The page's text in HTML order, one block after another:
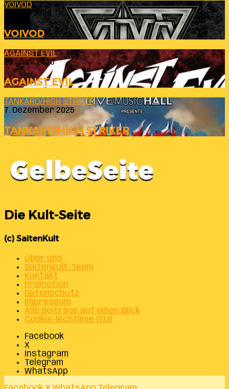
VOIVOD
23. Juli 2026
VOIVOD
AGAINST EVIL
26. Juni 2026
AGAINST EVIL
TANKARD/HIGH STRIKER
7. Dezember 2025
TANKARD/HIGH STRIKER
Die Kult-Seite
(c) SaitenKult
Über uns
SaitenKult-Team
Kontakt
Promotion
Datenschutz
Impressum
Alle Beiträge auf einen Blick
Cookie-Richtlinie (EU)
Facebook
X
Instagram
Telegram
WhatsApp